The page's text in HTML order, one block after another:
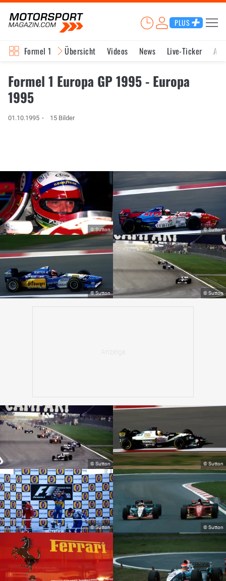
PLUS
Formel 1 Übersicht Videos News Live-Ticker
Formel 1 Europa GP 1995 - Europa
1995
01.10.1995 15 Bilder